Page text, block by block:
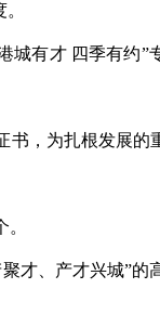
城有才 四季有约”
书，为扎根发展的
才、产才兴城”的